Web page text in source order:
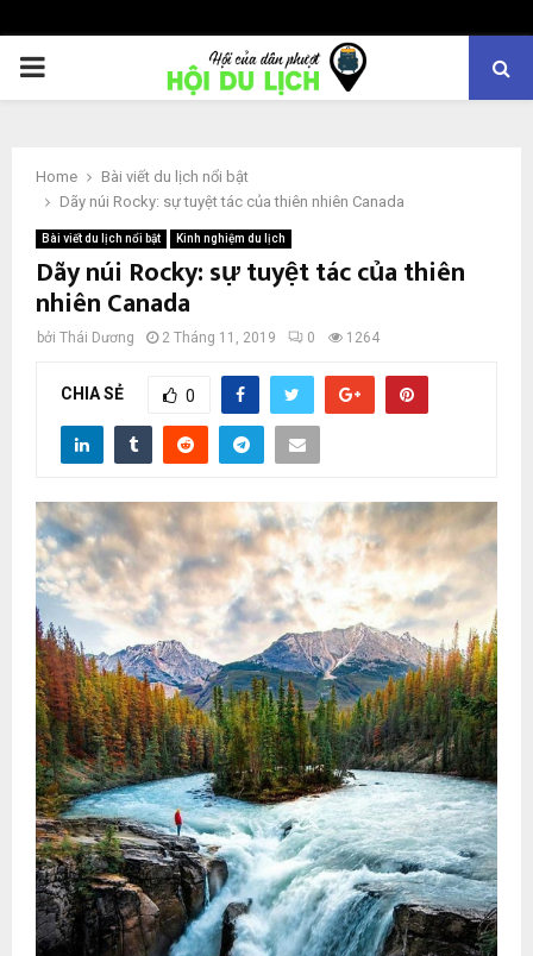
PRIMARY
Home
Bài viết du lịch nổi bật
Dãy núi Rocky: sự tuyệt tác của thiên nhiên Canada
Bài viết du lịch nổi bật Kinh nghiệm du lịch
Dãy núi Rocky: sự tuyệt tác của thiên
nhiên Canada
bởi Thái Dương 2 Tháng 11, 2019 0 1264
CHIA SẺ 0